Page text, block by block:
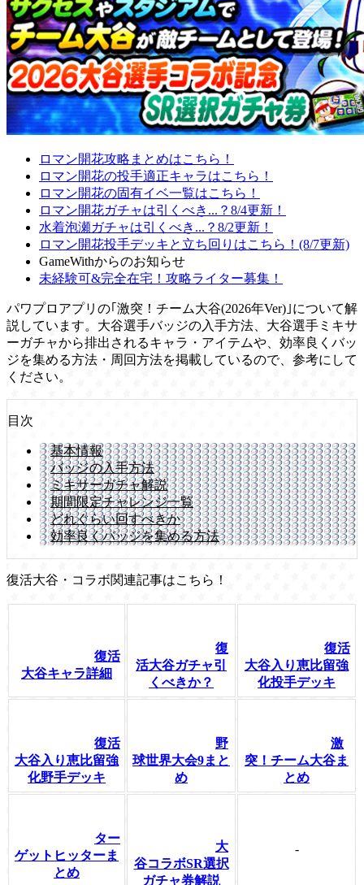
ロマン開花攻略まとめはこちら！
ロマン開花の投手適正キャラはこちら！
ロマン開花の固有イベ一覧はこちら！
ロマン開花ガチャは引くべき...？8/4更新！
水着泡瀬ガチャは引くべき...？8/2更新！
ロマン開花投手デッキと立ち回りはこちら！(8/7更新)
GameWithからのお知らせ
未経験可&完全在宅！攻略ライター募集！
パワプロアプリの｢激突！チーム大谷(2026年Ver)｣について解
説しています。大谷選手バッジの入手方法、大谷選手ミキサ
ーガチャから排出されるキャラ・アイテムや、効率良くバッ
ジを集める方法・周回方法を掲載しているので、参考にして
ください。
目次
基本情報
バッジの入手方法
ミキサーガチャ解説
期間限定チャレンジ一覧
どれぐらい回すべきか
効率良くバッジを集める方法
復活大谷・コラボ関連記事はこちら！
復活
大谷キャラ詳細
復
活大谷ガチャ引
くべきか？
復活
大谷入り恵比留強
化投手デッキ
復活
大谷入り恵比留強
化野手デッキ
野
球世界大会9まと
め
激
突！チーム大谷ま
とめ
ター
ゲットヒッターま
とめ
大
谷コラボSR選択
ガチャ券解説
-